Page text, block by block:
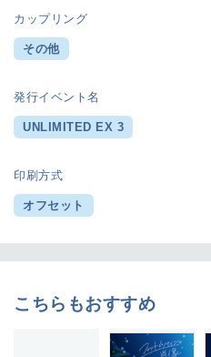
カップリング
その他
発行イベント名
UNLIMITED EX 3
印刷方式
オフセット
こちらもおすすめ